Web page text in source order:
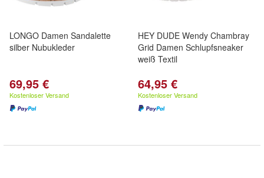
LONGO Damen Sandalette
silber Nubukleder
69,95 €
Kostenloser Versand
HEY DUDE Wendy Chambray
Grid Damen Schlupfsneaker
weiß Textil
64,95 €
Kostenloser Versand